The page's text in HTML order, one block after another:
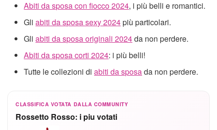
Abiti da sposa con fiocco 2024, i più belli e romantici.
Gliabiti da sposa sexy 2024più particolari.
Gliabiti da sposa originali 2024da non perdere.
Abiti da sposa corti 2024: i più belli!
Tutte le collezioni diabiti da sposada non perdere.
CLASSIFICA VOTATA DALLA COMMUNITY
Rossetto Rosso: i piu votati